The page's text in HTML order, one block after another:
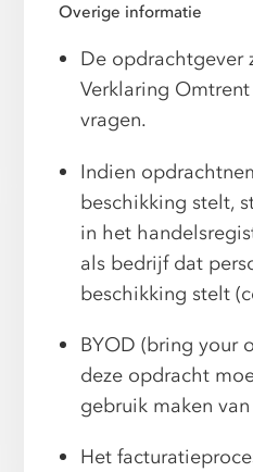
Overige informatie
De opdrachtgever
Verklaring
vragen.
Indien
beschikking stelt,
in het
als bedrijf dat
beschikking stelt
BYOD (bring your
deze opdracht
gebruik maken
Het